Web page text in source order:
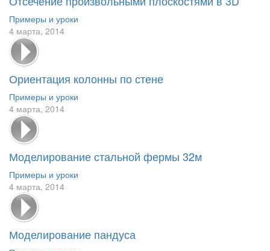
Примеры и уроки
4 марта, 2014
Ориентация колонны по стене
Примеры и уроки
4 марта, 2014
Моделирование стальной фермы 32м
Примеры и уроки
4 марта, 2014
Моделирование пандуса